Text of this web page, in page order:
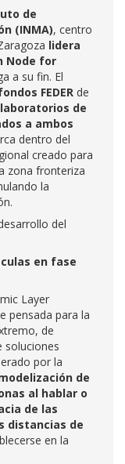
de
(INMA), centro
lidera
Node for
a su fin. El
FEDER de
de
a ambos
dentro del
creado para
zona fronteriza
la
del
en fase
Layer
pensada para la
de
soluciones
por la
de
al hablar o
de las
distancias de
en la